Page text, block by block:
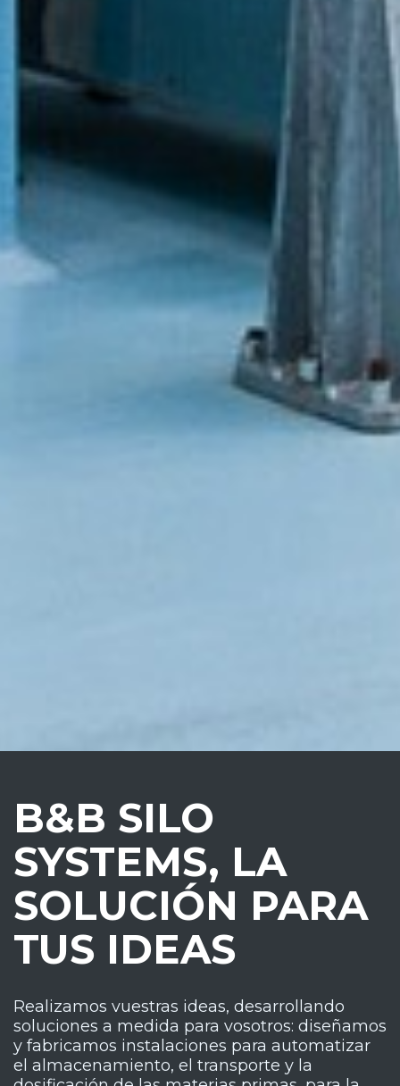
B&B SILO
SYSTEMS, LA
SOLUCIÓN PARA
TUS IDEAS
Realizamos vuestras ideas, desarrollando
soluciones a medida para vosotros: diseñamos
y fabricamos instalaciones para automatizar
el almacenamiento, el transporte y la